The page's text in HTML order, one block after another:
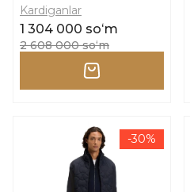
Kardiganlar
1 304 000 soʻm
2 608 000 soʻm
-30%